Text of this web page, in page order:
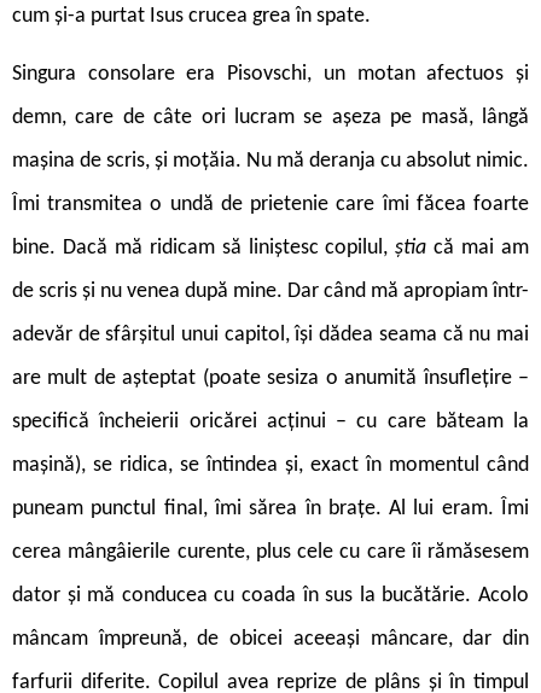
cum și-a purtat Isus crucea grea în spate.
Singura consolare era Pisovschi, un motan afectuos și
demn, care de câte ori lucram se așeza pe masă, lângă
mașina de scris, și moțăia. Nu mă deranja cu absolut nimic.
Îmi transmitea o undă de prietenie care îmi făcea foarte
bine. Dacă mă ridicam să liniștesc copilul,știa că mai am
de scris și nu venea după mine. Dar când mă apropiam într-
adevăr de sfârșitul unui capitol, își dădea seama că nu mai
are mult de așteptat (poate sesiza o anumită însuflețire –
specifică încheierii oricărei acținui – cu care băteam la
mașină), se ridica, se întindea și, exact în momentul când
puneam punctul final, îmi sărea în brațe. Al lui eram. Îmi
cerea mângâierile curente, plus cele cu care îi rămăsesem
dator și mă conducea cu coada în sus la bucătărie. Acolo
mâncam împreună, de obicei aceeași mâncare, dar din
farfurii diferite. Copilul avea reprize de plâns și în timpul